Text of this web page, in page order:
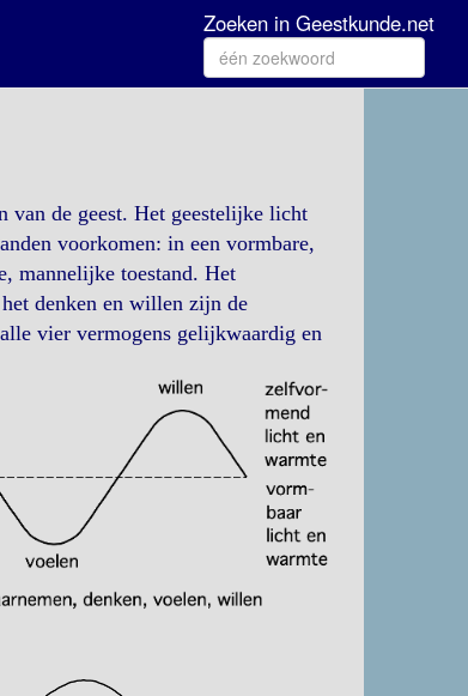
Zoeken in Geestkunde.net
van de geest. Het geestelijke licht
voorkomen: in een vormbare,
mannelijke toestand. Het
denken en willen zijn de
vier vermogens gelijkwaardig en